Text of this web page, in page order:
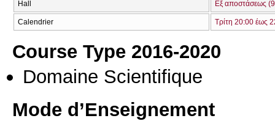
Hall Εξ αποστάσεως
Calendrier Τρίτη 20:00 έως
Course Type 2016-2020
Domaine Scientifique
Mode d’Enseignement